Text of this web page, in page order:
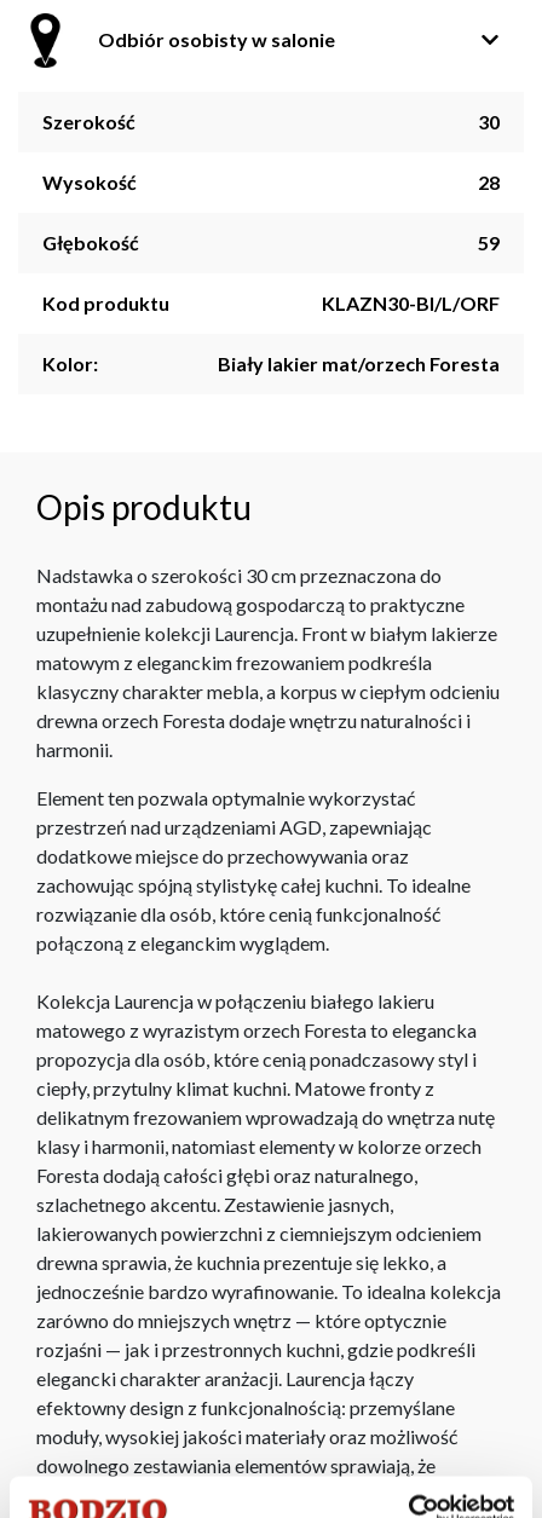
Odbiór osobisty w salonie
Szerokość 30
Wysokość 28
Głębokość 59
Kod produktu KLAZN30-BI/L/ORF
Kolor: Biały lakier mat/orzech Foresta
Opis produktu
Nadstawka o szerokości 30 cm przeznaczona do
montażu nad zabudową gospodarczą to praktyczne
uzupełnienie kolekcji Laurencja. Front w białym lakierze
matowym z eleganckim frezowaniem podkreśla
klasyczny charakter mebla, a korpus w ciepłym odcieniu
drewna orzech Foresta dodaje wnętrzu naturalności i
harmonii.
Element ten pozwala optymalnie wykorzystać
przestrzeń nad urządzeniami AGD, zapewniając
dodatkowe miejsce do przechowywania oraz
zachowując spójną stylistykę całej kuchni. To idealne
rozwiązanie dla osób, które cenią funkcjonalność
połączoną z eleganckim wyglądem.
Kolekcja Laurencja w połączeniu białego lakieru
matowego z wyrazistym orzech Foresta to elegancka
propozycja dla osób, które cenią ponadczasowy styl i
ciepły, przytulny klimat kuchni. Matowe fronty z
delikatnym frezowaniem wprowadzają do wnętrza nutę
klasy i harmonii, natomiast elementy w kolorze orzech
Foresta dodają całości głębi oraz naturalnego,
szlachetnego akcentu. Zestawienie jasnych,
lakierowanych powierzchni z ciemniejszym odcieniem
drewna sprawia, że kuchnia prezentuje się lekko, a
jednocześnie bardzo wyrafinowanie. To idealna kolekcja
zarówno do mniejszych wnętrz — które optycznie
rozjaśni — jak i przestronnych kuchni, gdzie podkreśli
elegancki charakter aranżacji. Laurencja łączy
efektowny design z funkcjonalnością: przemyślane
moduły, wysokiej jakości materiały oraz możliwość
dowolnego zestawiania elementów sprawiają, że
kolekcja dopasuje się do potrzeb każdego domu.